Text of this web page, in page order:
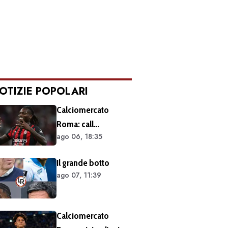
POPOLARI
Calciomercato
Roma: call
esplorativa tra i
Sul tavolo le
situazioni di Leao e
ago 06, 18:35
Il grande botto
ago 07, 11:39
Calciomercato